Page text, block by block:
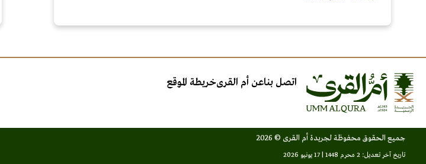
اتصل بناعن أم القرىخريطة الموقع
جميع الحقوق محفوظة لجريدة أم القرى © 2026
تاريخ آخر تعديل: 2 محرم 1448 | 17 يونيو 2026